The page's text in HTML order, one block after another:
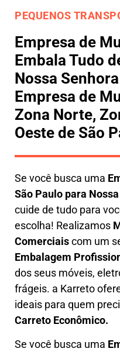
PEQUENOS
Empresa de
Embala Tudo
Nossa
Empresa de
Zona Norte,
Oeste de São
Se você busca uma E
São Paulo para
cuide de tudo para
escolha! Realizamos
Comerciaiscom um
Embalagem
dos seus móveis,
frágeis. a Karreto
ideais para quem
Carreto Econômico.
Se você busca uma